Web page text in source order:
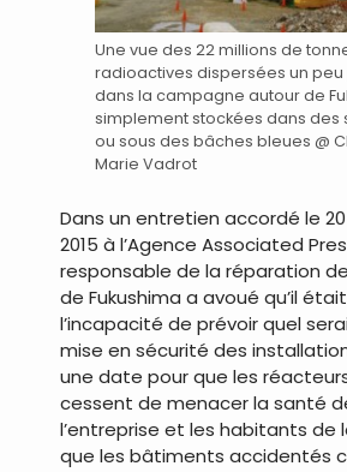
Une vue des 22 millions de
radioactives dispersées un
dans la campagne autour de
simplement stockées dans des
ou sous des bâches bleues @
Marie Vadrot
Dans un entretien accordé le
2015 à l’Agence Associated
responsable de la réparation
de Fukushima a avoué qu’il
l’incapacité de prévoir quel
mise en sécurité des
une date pour que les
cessent de menacer la santé
l’entreprise et les habitants de
que les bâtiments accidentés